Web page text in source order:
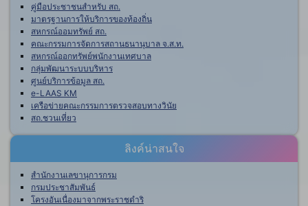
คู่มือประชาชนสำหรับ สถ.
มาตรฐานการให้บริการของท้องถิ่น
สหกรณ์ออมทรัพย์ สถ.
คณะกรรมการจัดการสถานธนานุบาล จ.ส.ท.
สหกรณ์ออกทรัพย์พนักงานเทศบาล
กลุ่มพัฒนาระบบบริหาร
ศูนย์บริการข้อมูล สถ.
e-LAAS KM
เครือข่ายคณะกรรมการตรวจสอบทางวินัย
สถ.ชวนเที่ยว
ลิงค์น่าสนใจ
สำนักงานเลขานุการกรม
กรมประชาสัมพันธ์
โครงอันเนื่องมาจากพระราชดำริ